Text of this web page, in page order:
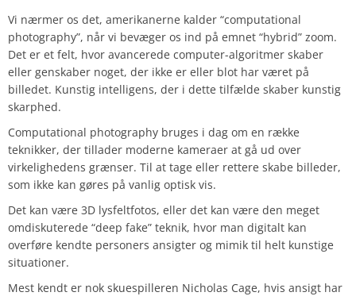
Vi nærmer os det, amerikanerne kalder “computational
photography”, når vi bevæger os ind på emnet “hybrid” zoom.
Det er et felt, hvor avancerede computer-algoritmer skaber
eller genskaber noget, der ikke er eller blot har været på
billedet. Kunstig intelligens, der i dette tilfælde skaber kunstig
skarphed.
Computational photography bruges i dag om en række
teknikker, der tillader moderne kameraer at gå ud over
virkelighedens grænser. Til at tage eller rettere skabe billeder,
som ikke kan gøres på vanlig optisk vis.
Det kan være 3D lysfeltfotos, eller det kan være den meget
omdiskuterede “deep fake” teknik, hvor man digitalt kan
overføre kendte personers ansigter og mimik til helt kunstige
situationer.
Mest kendt er nok skuespilleren Nicholas Cage, hvis ansigt har